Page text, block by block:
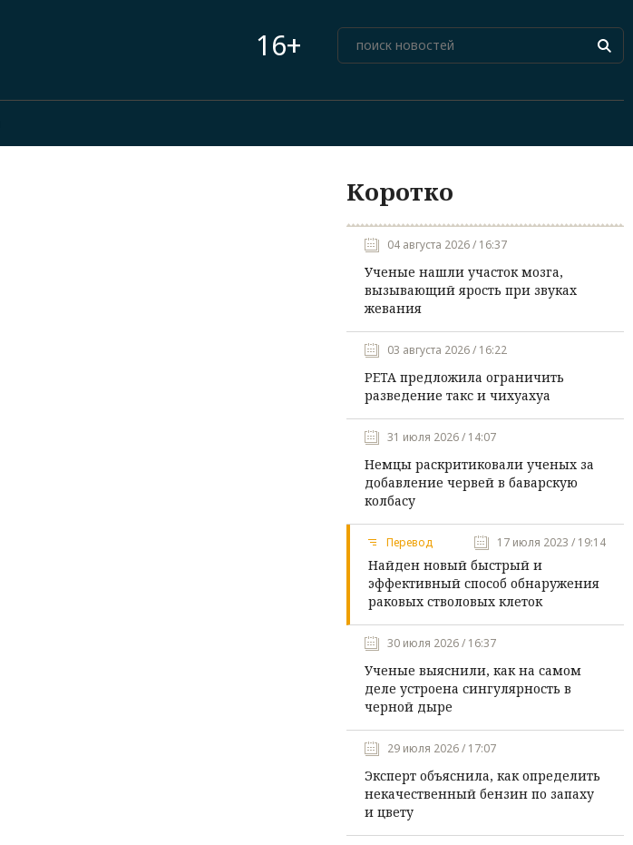
16+
Коротко
04 августа 2026 / 16:37
Ученые нашли участок мозга,
вызывающий ярость при звуках
жевания
03 августа 2026 / 16:22
PETA предложила ограничить
разведение такс и чихуахуа
31 июля 2026 / 14:07
Немцы раскритиковали ученых за
добавление червей в баварскую
колбасу
Перевод 17 июля 2023 / 19:14
Найден новый быстрый и
эффективный способ обнаружения
раковых стволовых клеток
30 июля 2026 / 16:37
Ученые выяснили, как на самом
деле устроена сингулярность в
черной дыре
29 июля 2026 / 17:07
Эксперт объяснила, как определить
некачественный бензин по запаху
и цвету